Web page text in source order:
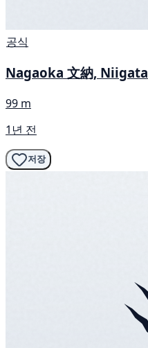
공식
Nagaoka 文納, Niigata
99 m
1년 전
저장